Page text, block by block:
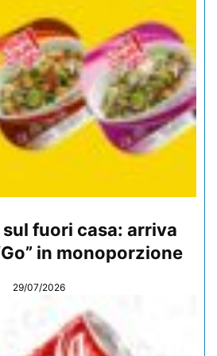
fuori casa: arriva
in monoporzione
29/07/2026